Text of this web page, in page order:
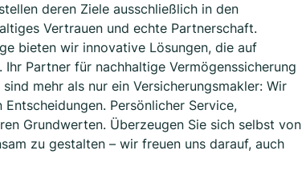
deren Ziele ausschließlich in den
Vertrauen und echte Partnerschaft.
bieten wir innovative Lösungen, die auf
Partner für nachhaltige Vermögenssicherung
mehr als nur ein Versicherungsmakler: Wir
Persönlicher Service,
Grundwerten. Überzeugen Sie sich selbst von
zu gestalten – wir freuen uns darauf, auch